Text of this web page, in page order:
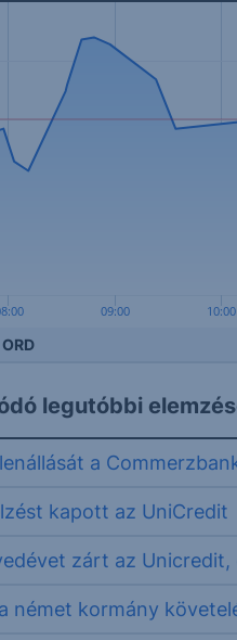
09:00 10:00
legutóbbi
a
kapott az UniCredit
zárt az
német kormány